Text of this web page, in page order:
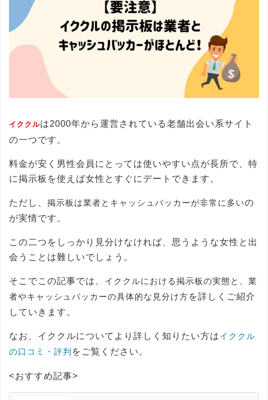
イククルは2000年から運営されている老舗出会い系サイト
の一つです。
料金が安く男性会員にとっては使いやすい点が長所で、特
に掲示板を使えば女性とすぐにデートできます。
ただし、 掲示板は業者とキャッシュバッカーが非常に多いの
が実情です。
この二つをしっかり見分けなければ、思うような女性と出
会うことは難しいでしょう。
そこでこの記事では、 イククルにおける掲示板の実態と、業
者やキャッシュバッカーの具体的な見分け方を詳しくご紹介
していきます。
なお、イククルについてより詳しく知りたい方はイククル
の口コミ・評判 をご覧ください。
<おすすめ記事>